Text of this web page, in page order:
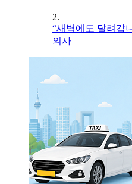
2.
“새벽에도 달려갑
의사